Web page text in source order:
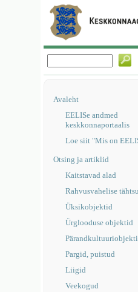
Avaleht
EELISe andmed
keskkonnaportaalis
Loe siit "Mis on
Otsing ja artiklid
Kaitstavad alad
Rahvusvahelise
Üksikobjektid
Ürglooduse objektid
Pargid, puistud
Liigid
Veekogud